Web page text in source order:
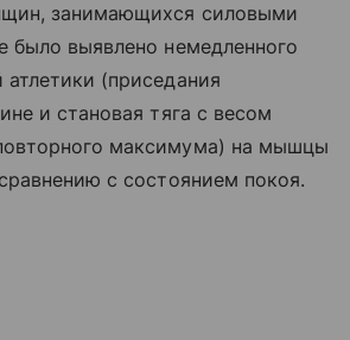
занимающихся силовыми
было выявлено немедленного
(приседания
и становая тяга с весом
максимума) на мышцы
с состоянием покоя.